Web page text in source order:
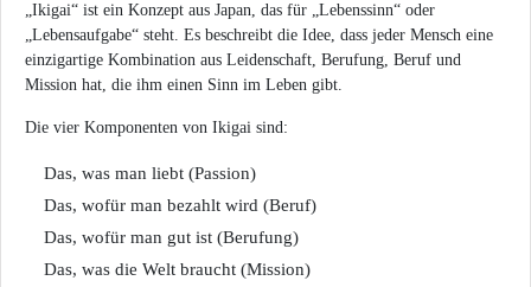
„Ikigai“ ist ein Konzept aus Japan, das für „Lebenssinn“ oder
„Lebensaufgabe“ steht. Es beschreibt die Idee, dass jeder Mensch eine
einzigartige Kombination aus Leidenschaft, Berufung, Beruf und
Mission hat, die ihm einen Sinn im Leben gibt.
Die vier Komponenten von Ikigai sind:
Das, was man liebt (Passion)
Das, wofür man bezahlt wird (Beruf)
Das, wofür man gut ist (Berufung)
Das, was die Welt braucht (Mission)